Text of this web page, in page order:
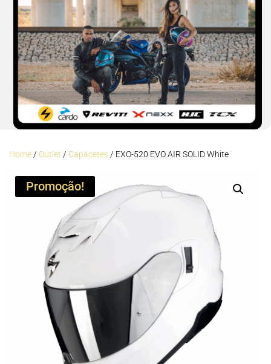
Home/ Outlet / Capacetes/ EXO-520 EVO AIR SOLID White
Promoção!